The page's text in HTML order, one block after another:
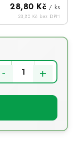
28,80 Kč / ks
23,80 Kč bez DPH